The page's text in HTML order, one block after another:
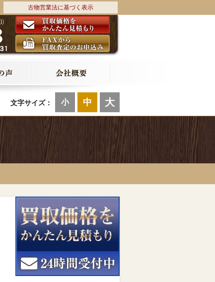
古物営業法に基づく表示
文字サイズ： 小 中 大